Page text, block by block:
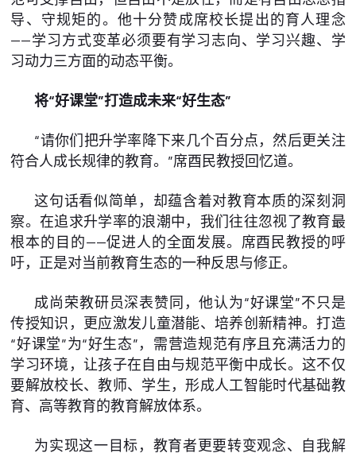
导、守规矩的。他十分赞成席校长提出的育人理念
——学习方式变革必须要有学习志向、学习兴趣、学
习动力三方面的动态平衡。
将“好课堂”打造成未来“好生态”
“请你们把升学率降下来几个百分点，然后更关注
符合人成长规律的教育。”席酉民教授回忆道。
这句话看似简单，却蕴含着对教育本质的深刻洞
察。在追求升学率的浪潮中，我们往往忽视了教育最
根本的目的——促进人的全面发展。席酉民教授的呼
吁，正是对当前教育生态的一种反思与修正。
成尚荣教研员深表赞同，他认为“好课堂”不只是
传授知识，更应激发儿童潜能、培养创新精神。打造
“好课堂”为“好生态”，需营造规范有序且充满活力的
学习环境，让孩子在自由与规范平衡中成长。这不仅
要解放校长、教师、学生，形成人工智能时代基础教
育、高等教育的教育解放体系。
为实现这一目标，教育者更要转变观念、自我解